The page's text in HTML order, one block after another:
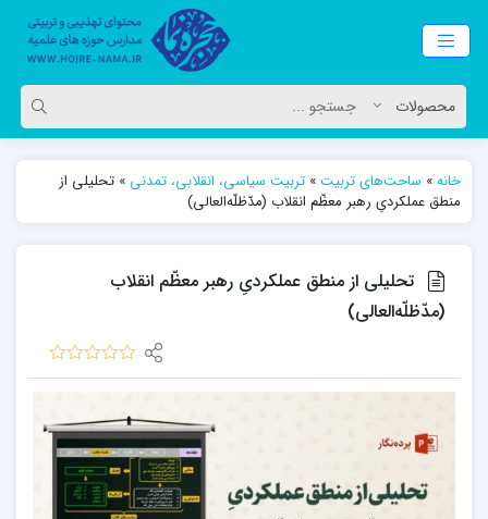
خانه» ساحت‌های تربیت» تربیت سیاسی، انقلابی، تمدنی » تحلیلی از
منطق عملکردیِ رهبر معظّم انقلاب (مدّظلّه‌العالی)
تحلیلی از منطق عملکردیِ رهبر معظّم انقلاب
(مدّظلّه‌العالی)